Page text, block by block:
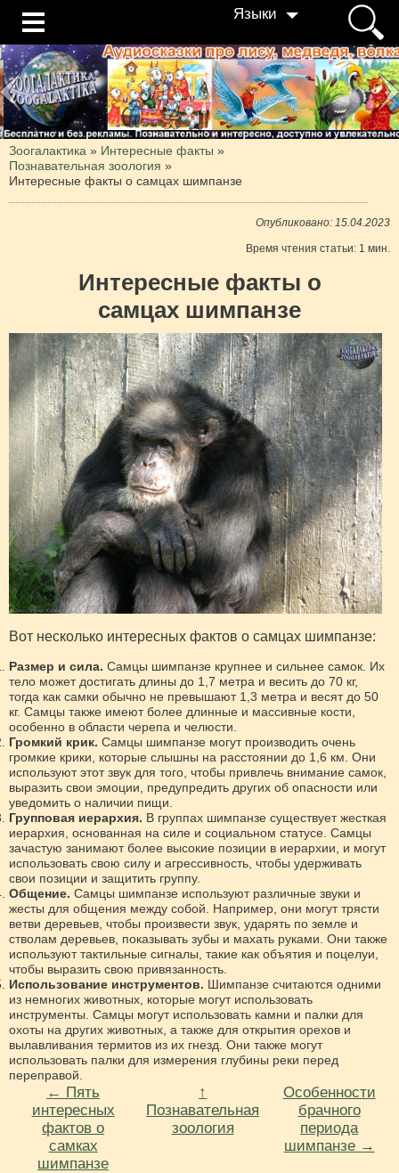
Языки
Зоогалактика » Интересные факты »
Познавательная зоология »
Интересные факты о самцах шимпанзе
Опубликовано: 15.04.2023
Время чтения статьи: 1 мин.
Интересные факты о
самцах шимпанзе
Вот несколько интересных фактов о самцах шимпанзе:
Размер и сила. Самцы шимпанзе крупнее и сильнее самок. Их
тело может достигать длины до 1,7 метра и весить до 70 кг,
тогда как самки обычно не превышают 1,3 метра и весят до 50
кг. Самцы также имеют более длинные и массивные кости,
особенно в области черепа и челюсти.
Громкий крик. Самцы шимпанзе могут производить очень
громкие крики, которые слышны на расстоянии до 1,6 км. Они
используют этот звук для того, чтобы привлечь внимание самок,
выразить свои эмоции, предупредить других об опасности или
уведомить о наличии пищи.
Групповая иерархия. В группах шимпанзе существует жесткая
иерархия, основанная на силе и социальном статусе. Самцы
зачастую занимают более высокие позиции в иерархии, и могут
использовать свою силу и агрессивность, чтобы удерживать
свои позиции и защитить группу.
Общение. Самцы шимпанзе используют различные звуки и
жесты для общения между собой. Например, они могут трясти
ветви деревьев, чтобы произвести звук, ударять по земле и
стволам деревьев, показывать зубы и махать руками. Они также
используют тактильные сигналы, такие как объятия и поцелуи,
чтобы выразить свою привязанность.
Использование инструментов. Шимпанзе считаются одними
из немногих животных, которые могут использовать
инструменты. Самцы могут использовать камни и палки для
охоты на других животных, а также для открытия орехов и
вылавливания термитов из их гнезд. Они также могут
использовать палки для измерения глубины реки перед
переправой.
← Пять
интересных
фактов о
самках
шимпанзе
↑
Познавательная
зоология
Особенности
брачного
периода
шимпанзе →